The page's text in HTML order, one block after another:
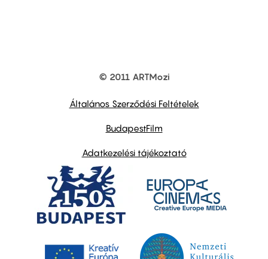
© 2011 ARTMozi
Általános Szerződési Feltételek
BudapestFilm
Adatkezelési tájékoztató